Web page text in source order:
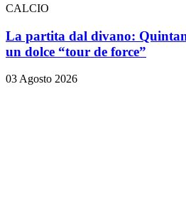
CALCIO
La partita dal divano:
un dolce “tour de force”
03 Agosto 2026